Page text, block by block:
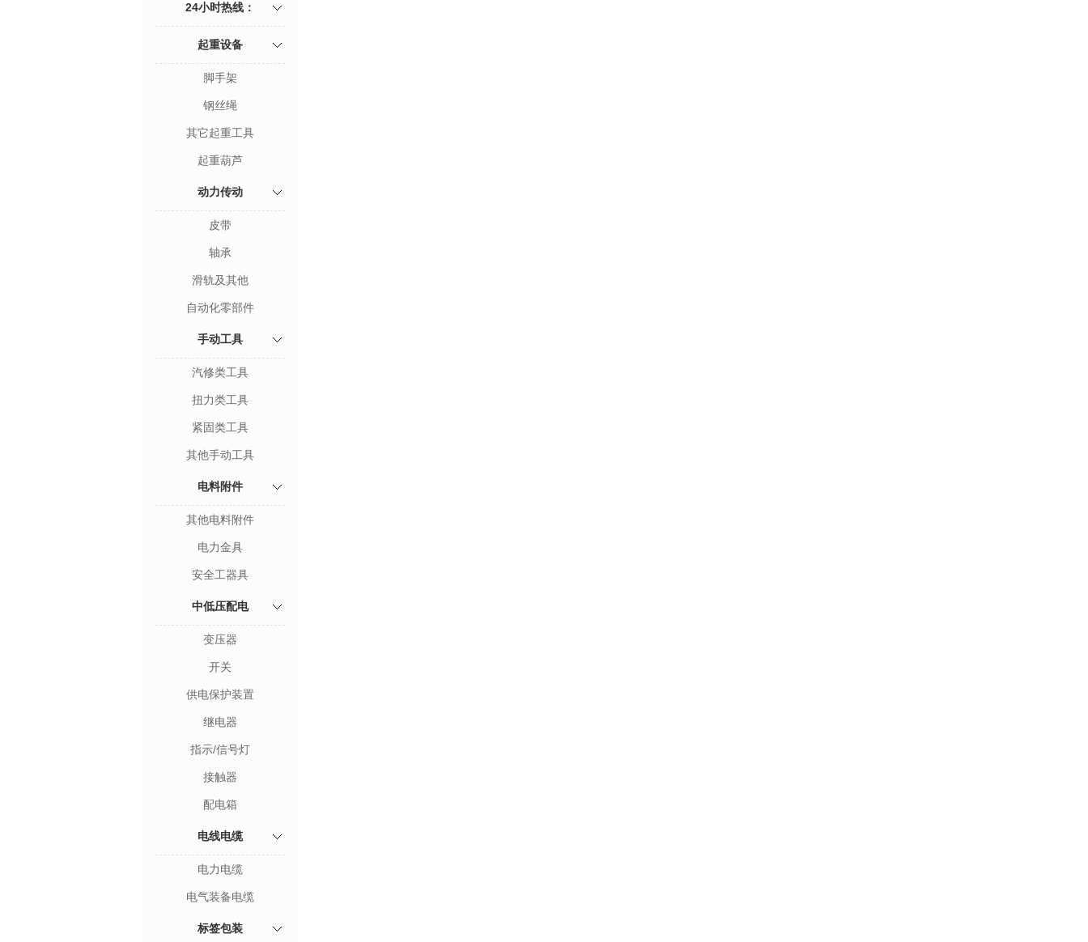
24小时热线：
13598821701
起重设备
脚手架
钢丝绳
其它起重工具
起重葫芦
动力传动
皮带
轴承
滑轨及其他
自动化零部件
手动工具
汽修类工具
扭力类工具
紧固类工具
其他手动工具
电料附件
其他电料附件
电力金具
安全工器具
中低压配电
变压器
开关
供电保护装置
继电器
指示/信号灯
接触器
配电箱
电线电缆
电力电缆
电气装备电缆
标签包装